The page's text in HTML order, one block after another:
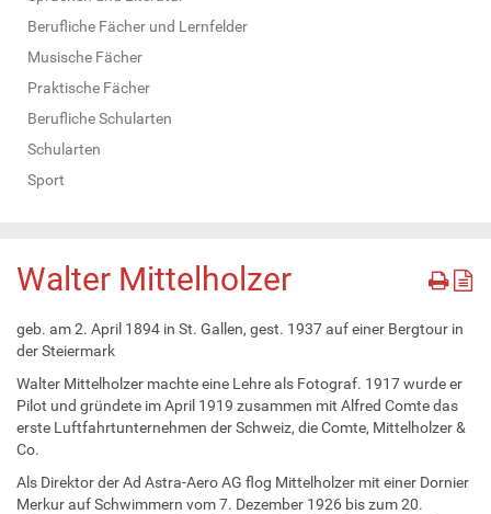
Berufliche Fächer und Lernfelder
Musische Fächer
Praktische Fächer
Berufliche Schularten
Schularten
Sport
Walter Mittelholzer
geb. am 2. April 1894 in St. Gallen, gest. 1937 auf einer Bergtour in
der Steiermark
Walter Mittelholzer machte eine Lehre als Fotograf. 1917 wurde er
Pilot und gründete im April 1919 zusammen mit Alfred Comte das
erste Luftfahrtunternehmen der Schweiz, die Comte, Mittelholzer &
Co.
Als Direktor der Ad Astra-Aero AG flog Mittelholzer mit einer Dornier
Merkur auf Schwimmern vom 7. Dezember 1926 bis zum 20.